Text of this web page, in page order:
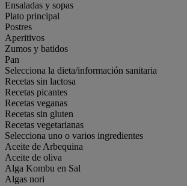
Ensaladas y sopas
Plato principal
Postres
Aperitivos
Zumos y batidos
Pan
Selecciona la dieta/información sanitaria
Recetas sin lactosa
Recetas picantes
Recetas veganas
Recetas sin gluten
Recetas vegetarianas
Selecciona uno o varios ingredientes
Aceite de Arbequina
Aceite de oliva
Alga Kombu en Sal
Algas nori